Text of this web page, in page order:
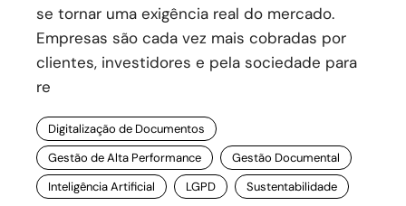
se tornar uma exigência real do mercado.
Empresas são cada vez mais cobradas por
clientes, investidores e pela sociedade para
re
Digitalização de Documentos
Gestão de Alta Performance
Gestão Documental
Inteligência Artificial
LGPD Sustentabilidade